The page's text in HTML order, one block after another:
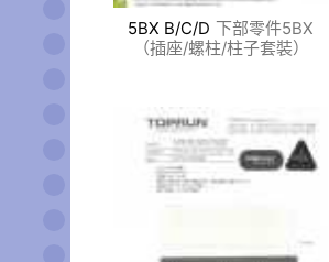
5BX B/C/D 下部零件5BX
（插座/螺柱/柱子套裝）